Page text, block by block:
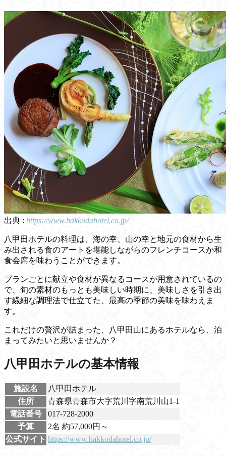
出典 : https://www.hakkodahotel.co.jp/
八甲田ホテルの料理は、海の幸、山の幸と地元の食材から生
み出される食のアートを堪能しながらのフレンチコースか和
食会席を味わうことができます。
プランごとに献立や食材が異なるコースが用意されているの
で、旬の素材のもっとも美味しい時期に、美味しさを引き出
す繊細な調理法で仕立てた、最高の季節の美味を味わえま
す。
これだけの贅沢が詰まった、八甲田山にあるホテルなら、泊
まってみたいと思いませんか？
八甲田ホテルの基本情報
施設名
八甲田ホテル
住所
青森県青森市大字荒川字南荒川山1-1
電話番号
017-728-2000
予算
2名 約57,000円～
公式サイト https://www.hakkodahotel.co.jp/